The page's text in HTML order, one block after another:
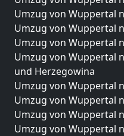
Umzug von Wuppertal
Umzug von Wuppertal
Umzug von Wuppertal
Umzug von Wuppertal
und Herzegowina
Umzug von Wuppertal
Umzug von Wuppertal
Umzug von Wuppertal
Umzug von Wuppertal